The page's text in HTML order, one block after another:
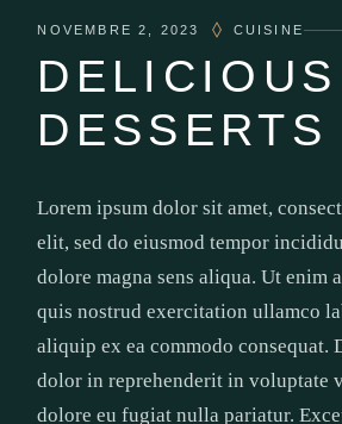
NOVEMBRE 2, 2023 CUISINE
DELICIOUS
DESSERTS
Lorem ipsum dolor sit amet,
elit, sed do eiusmod tempor
dolore magna sens aliqua. Ut enim
quis nostrud exercitation ullamco
aliquip ex ea commodo consequat.
dolor in reprehenderit in voluptate
dolore eu fugiat nulla pariatur.